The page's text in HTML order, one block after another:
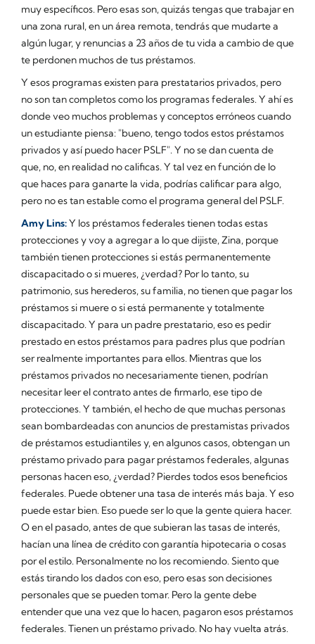
muy específicos. Pero esas son, quizás tengas que trabajar en
una zona rural, en un área remota, tendrás que mudarte a
algún lugar, y renuncias a 23 años de tu vida a cambio de que
te perdonen muchos de tus préstamos.
Y esos programas existen para prestatarios privados, pero
no son tan completos como los programas federales. Y ahí es
donde veo muchos problemas y conceptos erróneos cuando
un estudiante piensa: "bueno, tengo todos estos préstamos
privados y así puedo hacer PSLF". Y no se dan cuenta de
que, no, en realidad no calificas. Y tal vez en función de lo
que haces para ganarte la vida, podrías calificar para algo,
pero no es tan estable como el programa general del PSLF.
Amy Lins:Y los préstamos federales tienen todas estas
protecciones y voy a agregar a lo que dijiste, Zina, porque
también tienen protecciones si estás permanentemente
discapacitado o si mueres, ¿verdad? Por lo tanto, su
patrimonio, sus herederos, su familia, no tienen que pagar los
préstamos si muere o si está permanente y totalmente
discapacitado. Y para un padre prestatario, eso es pedir
prestado en estos préstamos para padres plus que podrían
ser realmente importantes para ellos. Mientras que los
préstamos privados no necesariamente tienen, podrían
necesitar leer el contrato antes de firmarlo, ese tipo de
protecciones. Y también, el hecho de que muchas personas
sean bombardeadas con anuncios de prestamistas privados
de préstamos estudiantiles y, en algunos casos, obtengan un
préstamo privado para pagar préstamos federales, algunas
personas hacen eso, ¿verdad? Pierdes todos esos beneficios
federales. Puede obtener una tasa de interés más baja. Y eso
puede estar bien. Eso puede ser lo que la gente quiera hacer.
O en el pasado, antes de que subieran las tasas de interés,
hacían una línea de crédito con garantía hipotecaria o cosas
por el estilo. Personalmente no los recomiendo. Siento que
estás tirando los dados con eso, pero esas son decisiones
personales que se pueden tomar. Pero la gente debe
entender que una vez que lo hacen, pagaron esos préstamos
federales. Tienen un préstamo privado. No hay vuelta atrás.